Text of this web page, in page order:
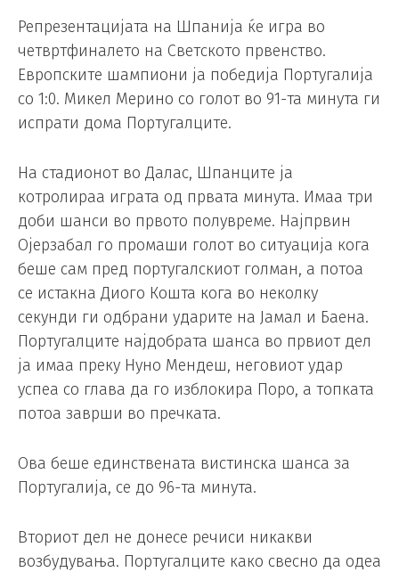
Репрезентацијата на Шпанија ќе игра во
четвртфиналето на Светското првенство.
Европските шампиони ја победија Португалија
со 1:0. Микел Мерино со голот во 91-та минута ги
испрати дома Португалците.
На стадионот во Далас, Шпанците ја
котролираа играта од првата минута. Имаа три
доби шанси во првото полувреме. Најпрвин
Ојерзабал го промаши голот во ситуација кога
беше сам пред португалскиот голман, а потоа
се истакна Диого Кошта кога во неколку
секунди ги одбрани ударите на Јамал и Баена.
Португалците најдобрата шанса во првиот дел
ја имаа преку Нуно Мендеш, неговиот удар
успеа со глава да го изблокира Поро, а топката
потоа заврши во пречката.
Ова беше единствената вистинска шанса за
Португалија, се до 96-та минута.
Вториот дел не донесе речиси никакви
возбудувања. Португалците како свесно да одеа